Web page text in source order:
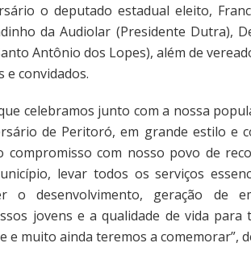
o deputado estadual eleito,
da Audiolar (Presidente Dutra),
Antônio dos Lopes), além de
e convidados.
celebramos junto com a nossa
de Peritoró, em grande estilo e
compromisso com nosso povo de
levar todos os serviços
o desenvolvimento, geração de
jovens e a qualidade de vida para
e muito ainda teremos a comemorar”,